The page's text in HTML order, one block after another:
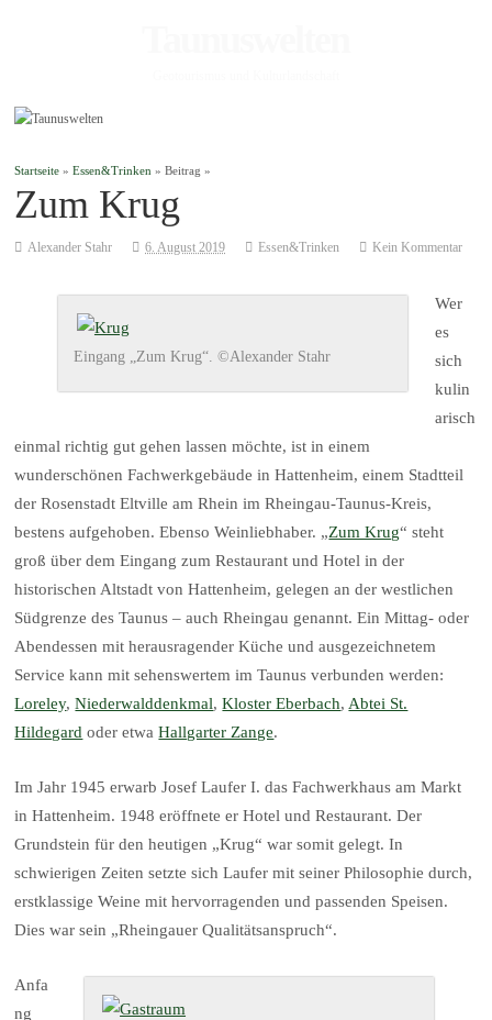
Startseite »Essen&Trinken » Beitrag »
Zum Krug
Alexander Stahr 6. August 2019 Essen&Trinken Kein Kommentar
Eingang „Zum Krug“. ©Alexander Stahr
Wer
es
sich
kulin
arisch
einmal richtig gut gehen lassen möchte, ist in einem
wunderschönen Fachwerkgebäude in Hattenheim, einem Stadtteil
der Rosenstadt Eltville am Rhein im Rheingau-Taunus-Kreis,
bestens aufgehoben. Ebenso Weinliebhaber. „Zum Krug“ steht
groß über dem Eingang zum Restaurant und Hotel in der
historischen Altstadt von Hattenheim, gelegen an der westlichen
Südgrenze des Taunus – auch Rheingau genannt. Ein Mittag- oder
Abendessen mit herausragender Küche und ausgezeichnetem
Service kann mit sehenswertem im Taunus verbunden werden:
Loreley,Niederwalddenkmal,Kloster Eberbach, Abtei St.
Hildegard oder etwaHallgarter Zange.
Im Jahr 1945 erwarb Josef Laufer I. das Fachwerkhaus am Markt
in Hattenheim. 1948 eröffnete er Hotel und Restaurant. Der
Grundstein für den heutigen „Krug“ war somit gelegt. In
schwierigen Zeiten setzte sich Laufer mit seiner Philosophie durch,
erstklassige Weine mit hervorragenden und passenden Speisen.
Dies war sein „Rheingauer Qualitätsanspruch“.
Anfa
ng